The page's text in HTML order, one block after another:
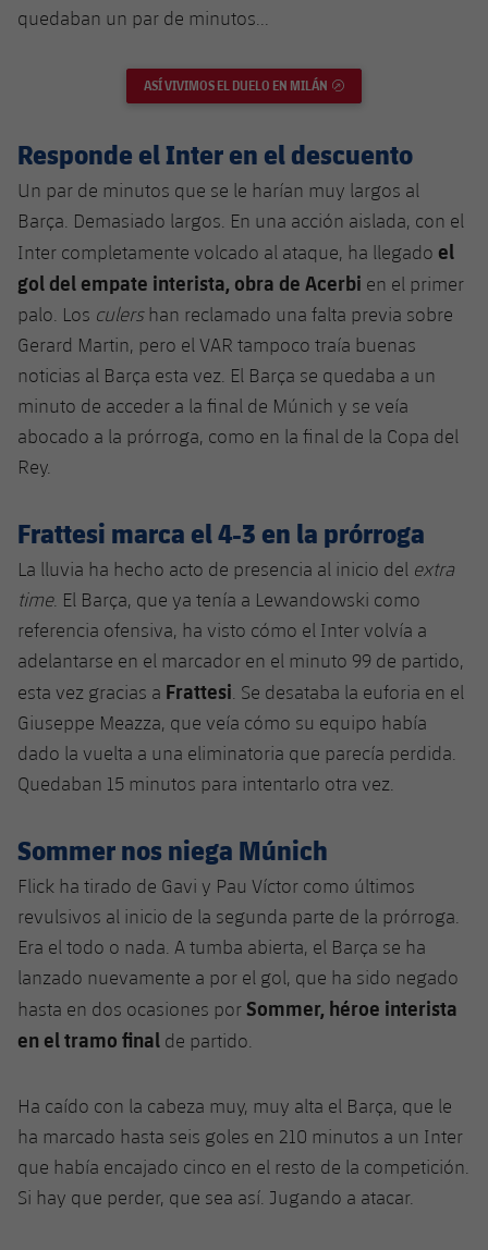
quedaban un par de minutos...
ASÍ VIVIMOS EL DUELO EN MILÁN
Responde el Inter en el descuento
Un par de minutos que se le harían muy largos al
Barça. Demasiado largos. En una acción aislada, con el
Inter completamente volcado al ataque, ha llegado el
gol del empate interista, obra de Acerbi en el primer
palo. Los culers han reclamado una falta previa sobre
Gerard Martin, pero el VAR tampoco traía buenas
noticias al Barça esta vez. El Barça se quedaba a un
minuto de acceder a la final de Múnich y se veía
abocado a la prórroga, como en la final de la Copa del
Rey.
Frattesi marca el 4-3 en la prórroga
La lluvia ha hecho acto de presencia al inicio del extra
time. El Barça, que ya tenía a Lewandowski como
referencia ofensiva, ha visto cómo el Inter volvía a
adelantarse en el marcador en el minuto 99 de partido,
esta vez gracias a Frattesi . Se desataba la euforia en el
Giuseppe Meazza, que veía cómo su equipo había
dado la vuelta a una eliminatoria que parecía perdida.
Quedaban 15 minutos para intentarlo otra vez.
Sommer nos niega Múnich
Flick ha tirado de Gavi y Pau Víctor como últimos
revulsivos al inicio de la segunda parte de la prórroga.
Era el todo o nada. A tumba abierta, el Barça se ha
lanzado nuevamente a por el gol, que ha sido negado
hasta en dos ocasiones por Sommer, héroe interista
en el tramo final de partido.
Ha caído con la cabeza muy, muy alta el Barça, que le
ha marcado hasta seis goles en 210 minutos a un Inter
que había encajado cinco en el resto de la competición.
Si hay que perder, que sea así. Jugando a atacar.